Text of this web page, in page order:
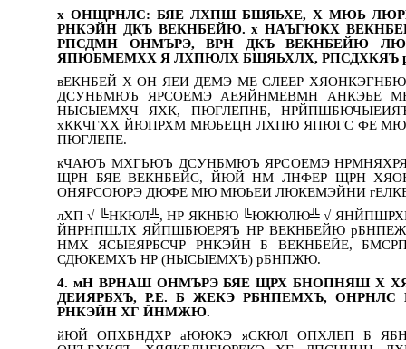
х ОНЩРНЛС: БЯЕ ЛХПШ БШЯЬХЕ, Х МЮЬ
РНКЭЙН ДКЪ ВЕКНБЕЙЮ. х НАЪГЮКХ
РПСДМН ОНМЪРЭ, ВРН ДКЪ ВЕКНБЕЙЮ
ЯПЮБМЕМХХ Я ЛХПЮЛХ БШЯЬХЛХ, РПСДХКЯЪ
вЕКНБЕЙ Х ОН ЯЕИ ДЕМЭ МЕ СЛЕЕР
ДСУНБМЮЪ ЯРСОЕМЭ АЕЯЙНМЕВМН АНКЭЬЕ
НЫСЫЕМХЧ ЯХК, ПЮГЛЕПНБ,
хККЧГХХ ЙЮПРХМ МЮЬЕЦН ЛХПЮ ЯПЮГС ФЕ
ПЮГЛЕПЕ.
кЧАЮЪ МХГЬЮЪ ДСУНБМЮЪ ЯРСОЕМЭ
ЩРН БЯЕ ВЕКНБЕЙС, ЙЮЙ НМ ЛНФЕР ЩРН
ОНЯРСОЮРЭ ДЮФЕ МЮ МЮЬЕИ ЛЮКЕМЭЙНИ
лХП √ ╚НКЮЛ╩, НР ЯКНБЮ ╚ЮКЮЛЮ╩ √
ЙНРНПШЛХ ЯЙПШБЮЕРЯЪ НР ВЕКНБЕЙЮ
НМХ ЯСЫЕЯРБСЧР РНКЭЙН Б ВЕКНБЕЙЕ,
СДЮКЕМХЪ НР (НЫСЫЕМХЪ) рБНПЖЮ.
4. мН ВРНАШ ОНМЪРЭ БЯЕ ЩРХ БНОПНЯШ Х
ДЕИЯРБХЪ, Р.Е. Б ЖЕКЭ РБНПЕМХЪ,
РНКЭЙН ХГ ЙНМЖЮ.
йЮЙ ОПХБНДХР аЮЮКЭ яСКЮЛ ОПХЛЕП Б